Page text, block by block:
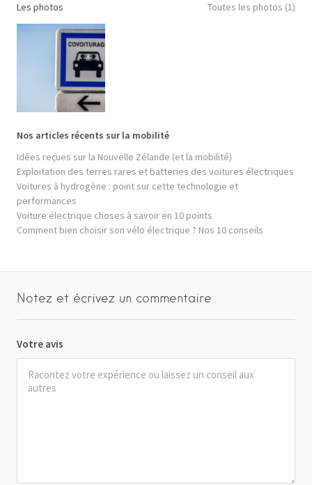
Les photos Toutes les photos (1)
Nos articles récents sur la mobilité
Idées reçues sur la Nouvelle Zélande (et la mobilité)
Exploitation des terres rares et batteries des voitures électriques
Voitures à hydrogène : point sur cette technologie et
performances
Voiture électrique choses à savoir en 10 points
Comment bien choisir son vélo électrique ? Nos 10 conseils
Notez et écrivez un commentaire
Votre avis